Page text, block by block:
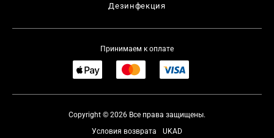
Дезинфекция
Принимаем к оплате
Copyright © 2026 Все права защищены.
UKAD
Условия возврата